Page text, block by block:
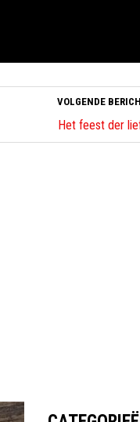
VOLGENDE
Het feest der